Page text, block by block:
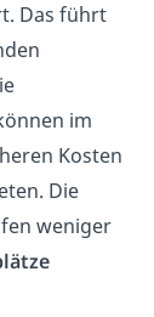
Das führt
im
Kosten
Die
weniger